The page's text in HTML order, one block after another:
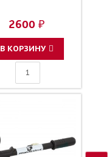
2600 ₽
В КОРЗИНУ